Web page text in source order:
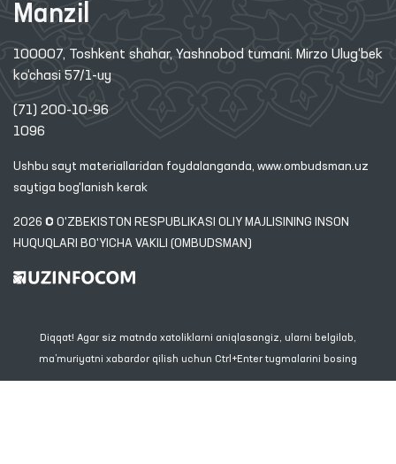
Manzil
100007, Toshkent shahar, Yashnobod tumani. Mirzo Ulug‘bek
ko‘chasi 57/1-uy
(71) 200-10-96
1096
Ushbu sayt materiallaridan foydalanganda, www.ombudsman.uz
saytiga bog'lanish kerak
2026 © O'ZBEKISTON RESPUBLIKASI OLIY MAJLISINING INSON
HUQUQLARI BO'YICHA VAKILI (OMBUDSMAN)
Diqqat! Agar siz matnda xatoliklarni aniqlasangiz, ularni belgilab,
ma’muriyatni xabardor qilish uchun Ctrl+Enter tugmalarini bosing